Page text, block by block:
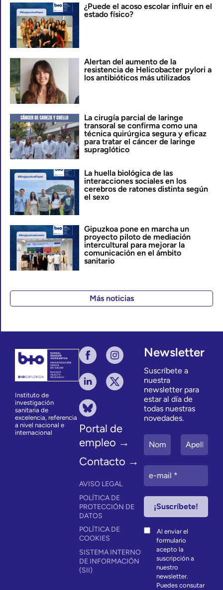
¿Puede el acoso escolar influir en el
estado físico?
Alertan del aumento de la
resistencia de Helicobacter pylori a
los antibióticos más utilizados
La cirugía parcial de laringe
transoral se confirma como una
técnica quirúrgica segura y eficaz
para tratar el cáncer de laringe
supraglótico
La huella biológica de las
interacciones sociales en los
cerebros de ratones distinta según
el sexo
Gipuzkoa pone en marcha un
proyecto piloto de mediación
intercultural para mejorar la
comunicación en el ámbito
sanitario
Más noticias
Instituto de
investigación
sanitaria de
excelencia, referencia
a nivel nacional e
internacional
Portal de
empleo →
Contacto →
AVISO LEGAL
POLÍTICA DE
PROTECCIÓN DE
DATOS
POLÍTICA DE
COOKIES
SISTEMA INTERNO
DE INFORMACIÓN
(SII)
Newsletter
Suscríbete a
nuestra
newsletter para
estar al día de
todas nuestras
novedades.
Al enviar el
formulario
acepto la
suscripción a
nuestro
newsletter.
Puedes consutar